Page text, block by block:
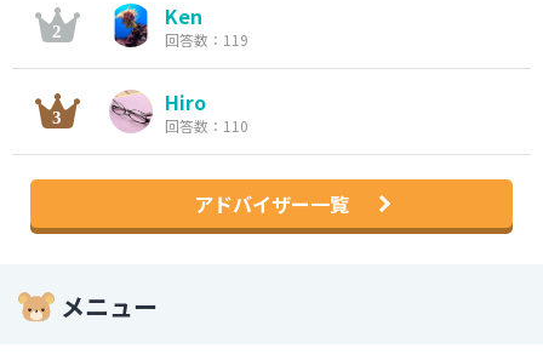
Ken
回答数：119
Hiro
回答数：110
アドバイザー一覧
メニュー